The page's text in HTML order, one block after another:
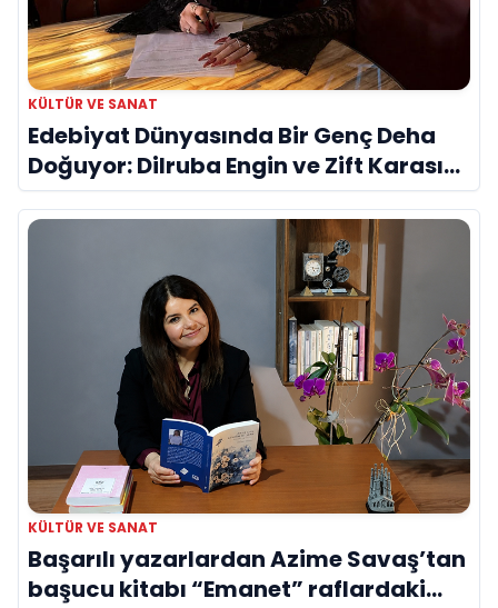
KÜLTÜR VE SANAT
Edebiyat Dünyasında Bir Genç Deha
Doğuyor: Dilruba Engin ve Zift Karası
Evreni ‘AVENOİR’
KÜLTÜR VE SANAT
Başarılı yazarlardan Azime Savaş’tan
başucu kitabı “Emanet” raflardaki